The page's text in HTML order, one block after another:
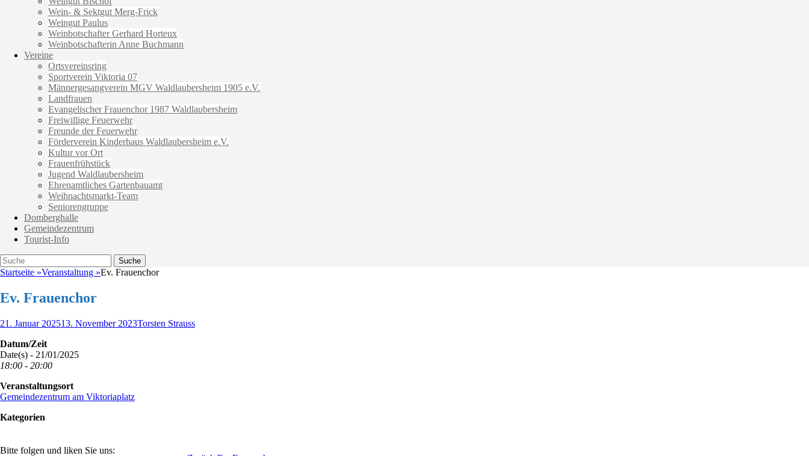
Wein- & Sektgut Merg-Frick
Weingut Paulus
Weinbotschafter Gerhard Horteux
Weinbotschafterin Anne Buchmann
Vereine
Ortsvereinsring
Sportverein Viktoria 07
Männergesangverein MGV Waldlaubersheim 1905 e.V.
Landfrauen
Evangelischer Frauenchor 1987 Waldlaubersheim
Freiwillige Feuerwehr
Freunde der Feuerwehr
Förderverein Kinderhaus Waldlaubersheim e.V.
Kultur vor Ort
Frauenfrühstück
Jugend Waldlaubersheim
Ehrenamtliches Gartenbauamt
Weihnachtsmarkt-Team
Seniorengruppe
Domberghalle
Gemeindezentrum
Tourist-Info
Suche
Suche
nach:
Startseite »Veranstaltung »Ev. Frauenchor
Ev. Frauenchor
Veröffentlicht
21. Januar 202513. November 2023Autor
Torsten Strauss
Datum/Zeit
Date(s) - 21/01/2025
18:00 - 20:00
Veranstaltungsort
Gemeindezentrum am Viktoriaplatz
Kategorien
Bitte folgen und liken Sie uns: